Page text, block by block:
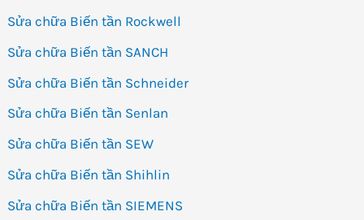
Sửa chữa Biến tần Rockwell
Sửa chữa Biến tần SANCH
Sửa chữa Biến tần Schneider
Sửa chữa Biến tần Senlan
Sửa chữa Biến tần SEW
Sửa chữa Biến tần Shihlin
Sửa chữa Biến tần SIEMENS